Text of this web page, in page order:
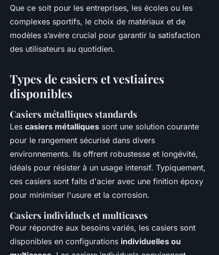
Que ce soit pour les entreprises, les écoles ou les
complexes sportifs, le choix de matériaux et de
modèles s’avère crucial pour garantir la satisfaction
des utilisateurs au quotidien.
Types de casiers et vestiaires
disponibles
Casiers métalliques standards
Les casiers métalliques sont une solution courante
pour le rangement sécurisé dans divers
environnements. Ils offrent robustesse et longévité,
idéals pour résister à un usage intensif. Typiquement,
ces casiers sont faits d'acier avec une finition époxy
pour minimiser l'usure et la corrosion.
Casiers individuels et multicases
Pour répondre aux besoins variés, les casiers sont
disponibles en configurations individuelles ou